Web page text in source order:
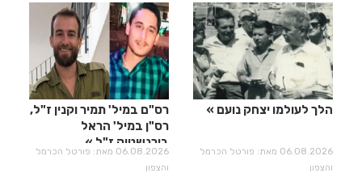
הלך לעולמו יצחק נועם
06.08.2026 מאת: פורטל הכרמל
והצפון
רס"ם במיל' תמיר וקנין ז"ל,
רס"ן במיל' הראל
בירנשטוק ז"ל
06.08.2026 מאת: פורטל הכרמל
והצפון